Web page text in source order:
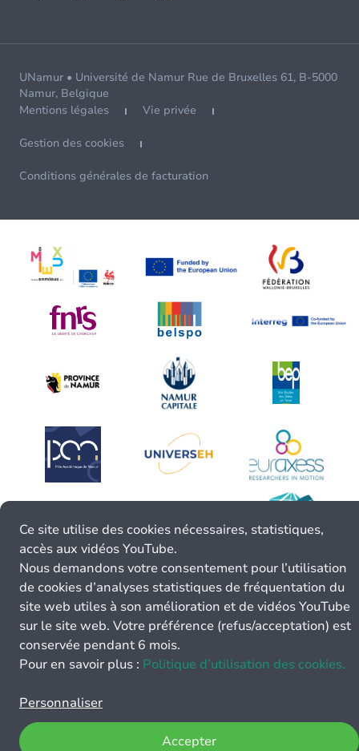
UNamur • Université de Namur Rue de Bruxelles 61, B-5000
Namur, Belgique
Mentions légales
Vie privée
Gestion des cookies
Conditions générales de facturation
Ce site utilise des cookies nécessaires, statistiques,
accès aux vidéos YouTube.
Nous demandons votre consentement pour l’utilisation
de cookies d’analyses statistiques de fréquentation du
site web utiles à son amélioration et de vidéos YouTube
sur le site web. Votre préférence (refus/acceptation) est
conservée pendant 6 mois.
Pour en savoir plus : Politique d’utilisation des cookies.
Personnaliser
Accepter